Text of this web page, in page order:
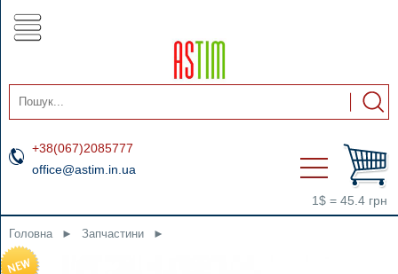
+38(067)2085777
office@astim.in.ua
1$ = 45.4 грн
Головна ► Запчастини ►